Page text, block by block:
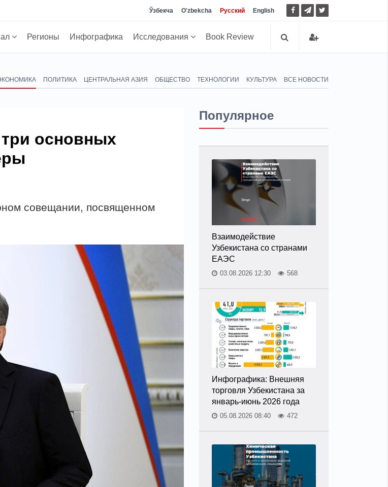
Ўзбекча O'zbekcha Русский English
Регионы Инфографика Исследования Book Review
ПОЛИТИКА ЦЕНТРАЛЬНАЯ АЗИЯ ОБЩЕСТВО ТЕХНОЛОГИИ КУЛЬТУРА ВСЕ НОВОСТИ
основных
совещании, посвященном
Популярное
Взаимодействие
Узбекистана со странами
ЕАЭС
03.08.2026 12:30 568
Инфографика: Внешняя
торговля Узбекистана за
январь-июнь 2026 года
05.08.2026 08:40 472